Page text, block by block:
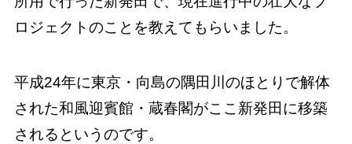
ロジェクトのことを教えてもらいました。
平成24年に東京・向島の隅田川のほとりで解体
された和風迎賓館・蔵春閣がここ新発田に移築
されるというのです。